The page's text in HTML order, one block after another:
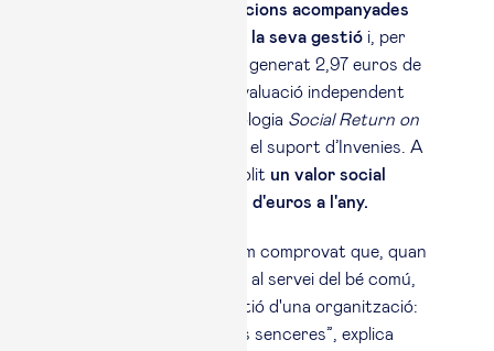
el 65% de les organitzacions acompanyades
afirmen que han millorat la seva gestió i, per
cada euro invertit, s'han generat 2,97 euros de
retorn social, segons l'avaluació independent
realitzada amb la metodologia Social Return on
amb el suport d’Invenies. A
més, el programa ha assolit un valor social
integrat de 2,95 milions d'euros a l'any.
“En aquests 20 anys, hem comprovat que, quan
el talent directiu es posa al servei del bé comú,
no tan sols millora la gestió d'una organització:
s'enforteixen comunitats senceres”, explica